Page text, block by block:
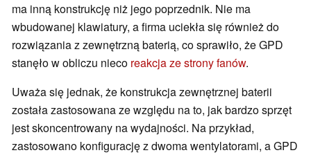
ma inną konstrukcję niż jego poprzednik. Nie ma
wbudowanej klawiatury, a firma uciekła się również do
rozwiązania z zewnętrzną baterią, co sprawiło, że GPD
stanęło w obliczu nieco reakcja ze strony fanów.
Uważa się jednak, że konstrukcja zewnętrznej baterii
została zastosowana ze względu na to, jak bardzo sprzęt
jest skoncentrowany na wydajności. Na przykład,
zastosowano konfigurację z dwoma wentylatorami, a GPD